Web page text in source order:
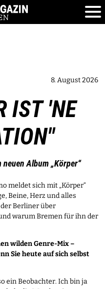
8. August 2026
IST 'NE
Album „Körper“
meldet sich mit „Körper“
Beine, Herz und alles
Berliner über
warum Bremen für ihn der
wilden Genre-Mix –
Sie heute auf sich selbst
ein Beobachter. Ich bin ja